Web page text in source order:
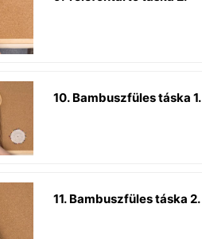
10. Bambuszfüles táska 1.
11. Bambuszfüles táska 2.